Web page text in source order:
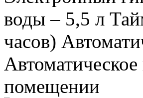
воды – 5,5 л
часов)
помещении